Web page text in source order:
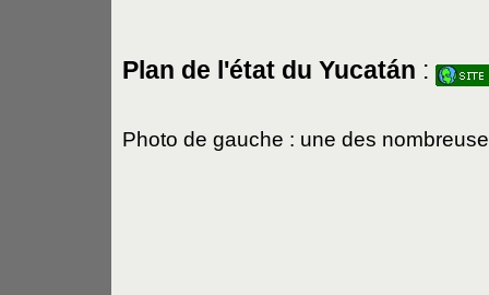
Plan de l'état du Yucatán :
Photo de gauche : une des